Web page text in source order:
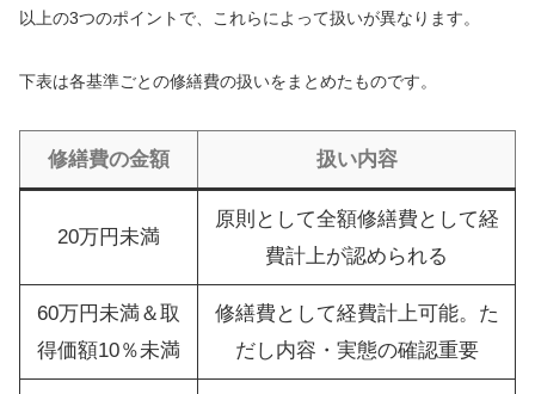
以上の3つのポイントで、これらによって扱いが異なります。
下表は各基準ごとの修繕費の扱いをまとめたものです。
修繕費の金額 扱い内容
20万円未満
原則として全額修繕費として経
費計上が認められる
60万円未満＆取
得価額10％未満
修繕費として経費計上可能。た
だし内容・実態の確認重要